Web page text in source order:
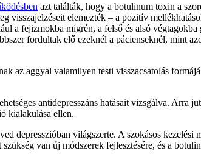
azt találták, hogy a botulinum toxin a
visszajelzéseit elemezték – a pozitív
a fejizmokba migrén, a felső és alsó
fordultak elő ezeknél a pácienseknél, mint
az aggyal valamilyen testi visszacsatolás
antidepresszáns hatásait vizsgálva. Arra
kialakulása ellen.
depresszióban világszerte. A szokásos kezelési
van új módszerek fejlesztésére, és a